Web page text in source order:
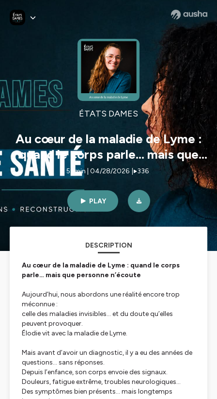
ÉTATS DAMES
Au cœur de la maladie de Lyme :
quand le corps parle… mais que
personne n’écoute
55min | 04/28/2026 336
PLAY
DESCRIPTION
Au cœur de la maladie de Lyme : quand le corps
parle… mais que personne n’écoute
Aujourd’hui, nous abordons une réalité encore trop
méconnue :
celle des maladies invisibles… et du doute qu’elles
peuvent provoquer.
Élodie vit avec la maladie de Lyme.
Mais avant d’avoir un diagnostic, il y a eu des années de
questions… sans réponses.
Depuis l’enfance, son corps envoie des signaux.
Douleurs, fatigue extrême, troubles neurologiques…
Des symptômes bien présents… mais longtemps